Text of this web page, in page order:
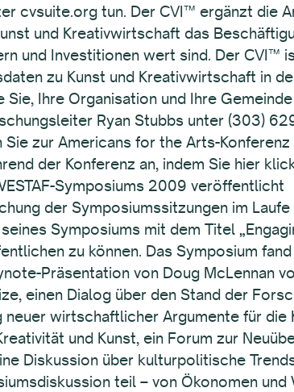
cvsuite.org tun. Der CVI™ ergänzt die
und Kreativwirtschaft das
und Investitionen wert sind. Der CVI™
zu Kunst und Kreativwirtschaft in
Sie, Ihre Organisation und Ihre
Ryan Stubbs unter (303)
zur Americans for the Arts-
der Konferenz an, indem Sie hier
Symposiums 2009 veröffentlicht
der Symposiumssitzungen im
Symposiums mit dem Titel
zu können. Das Symposium
Präsentation von Doug McLennan
einen Dialog über den Stand der
neuer wirtschaftlicher Argumente für die
und Kunst, ein Forum zur
Diskussion über kulturpolitische
teil – von Ökonomen